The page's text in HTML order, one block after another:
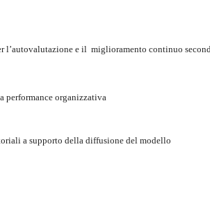
l’autovalutazione e il miglioramento continuo
performance organizzativa
a supporto della diffusione del modello